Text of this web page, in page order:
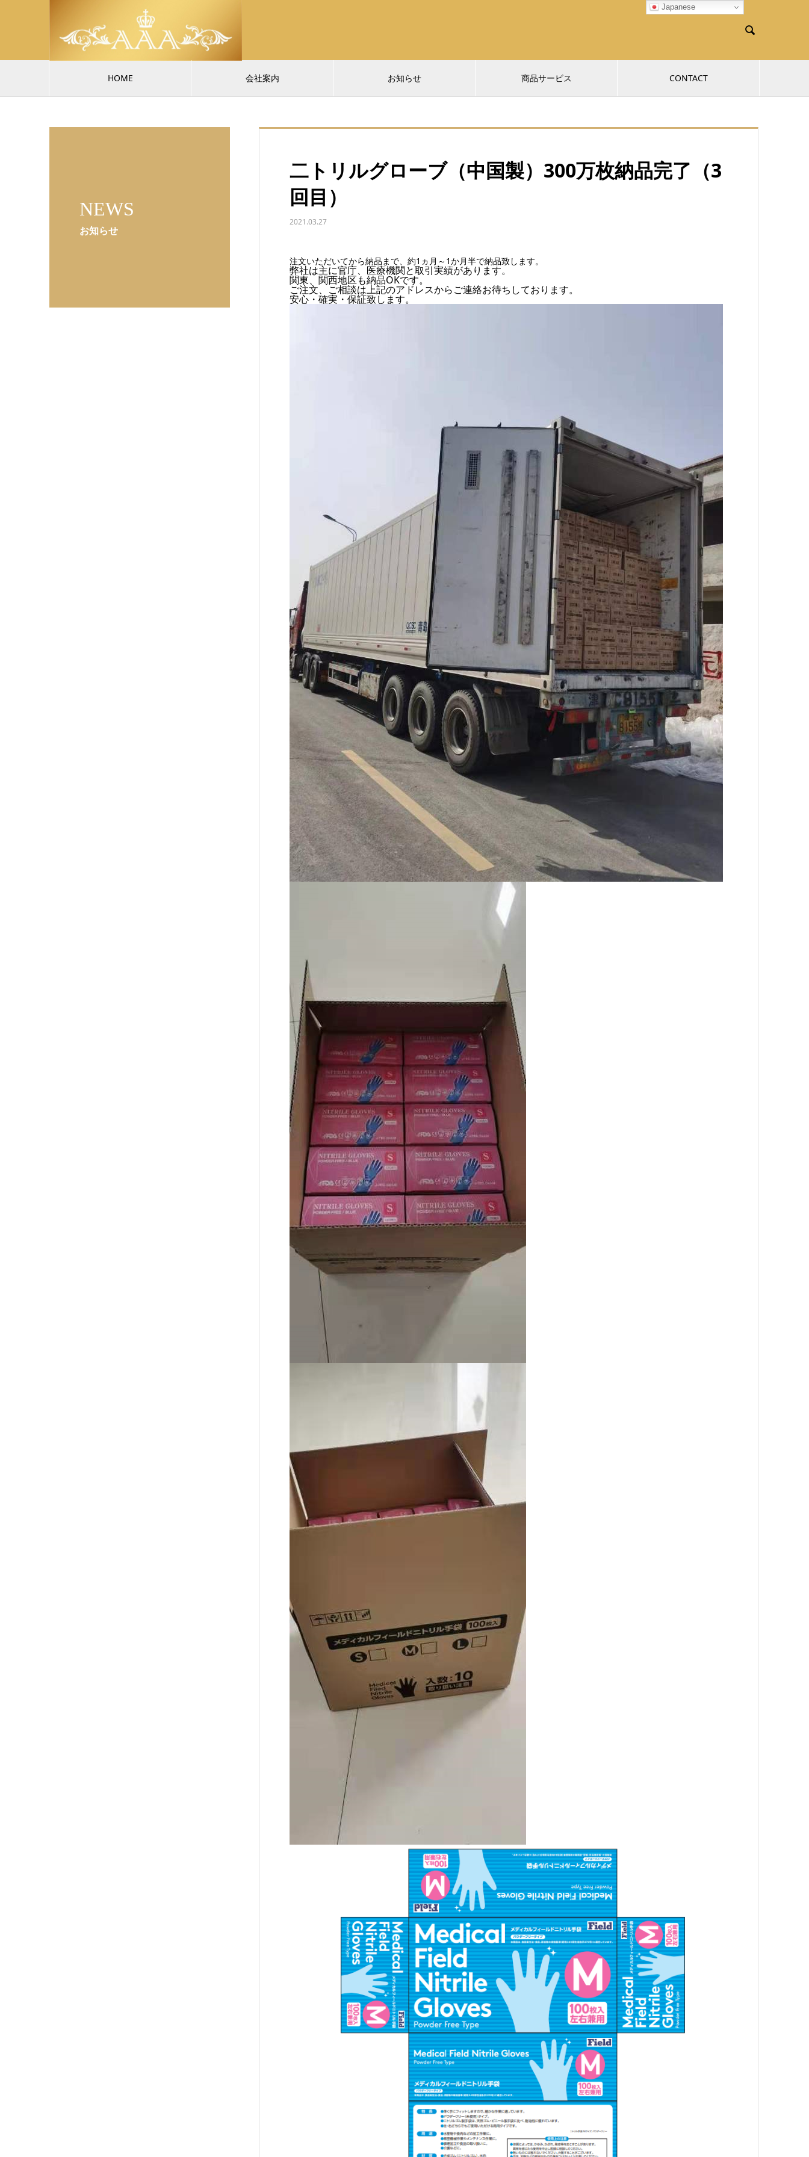

HOME 会社案内 お知らせ 商品サービス CONTACT
NEWS
お知らせ
二トリルグローブ（中国製）300万枚納品完了（3
回目）
2021.03.27
注文いただいてから納品まで、約1ヵ月～1か月半で納品致します。
弊社は主に官庁、医療機関と取引実績があります。
関東、関西地区も納品OKです。
ご注文、ご相談は上記のアドレスからご連絡お待ちしております。
安心・確実・保証致します。
Japanese